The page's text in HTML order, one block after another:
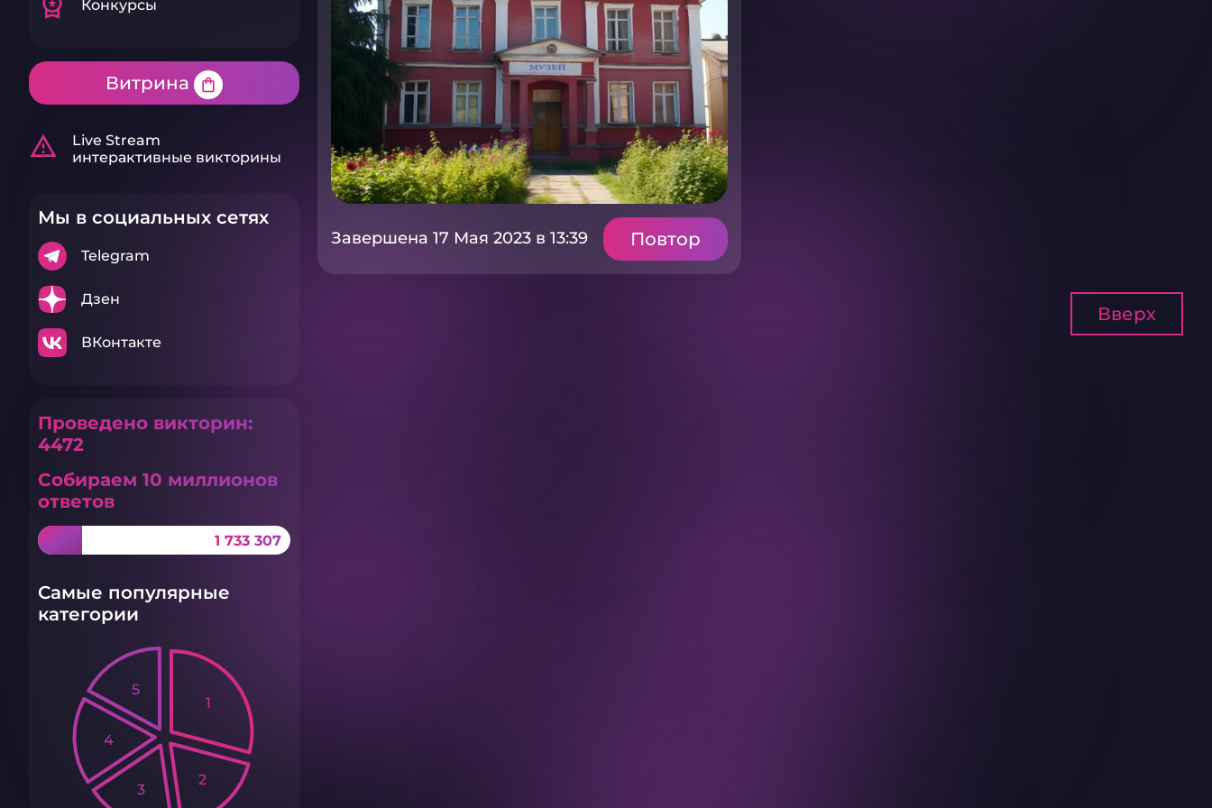
Конкурсы
Витрина shopping_bag
warning_amber
Live Stream
интерактивные викторины
Мы в социальных сетях
Telegram
Дзен
ВКонтакте
Проведено викторин:
4472
Собираем 10 миллионов
ответов
1 733 307
Самые популярные
категории
1
2
3
4
5
Завершена 17 Мая 2023 в 13:39 Повтор
Вверх